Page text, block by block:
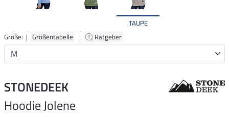
TAUPE
Größe: | Größentabelle | Ratgeber
STONEDEEK
Hoodie Jolene